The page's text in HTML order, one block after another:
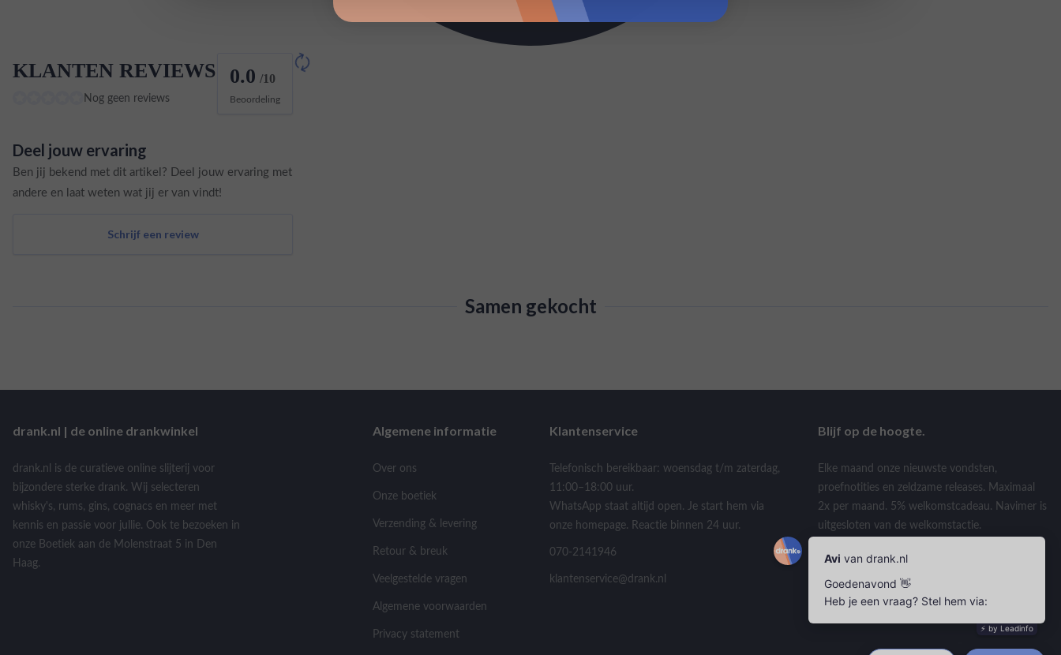
KLANTEN REVIEWS
Nog geen reviews
0.0 /10
Beoordeling
Deel jouw ervaring
Ben jij bekend met dit artikel? Deel jouw ervaring met
andere en laat weten wat jij er van vindt!
Schrijf een review
Samen gekocht
drank.nl | de online drankwinkel
drank.nl is de curatieve online slijterij voor
bijzondere sterke drank. Wij selecteren
whisky's, rums, gins, cognacs en meer met
kennis en passie voor jullie. Ook te bezoeken in
onze Boetiek aan de Molenstraat 5 in Den
Haag.
Algemene informatie
Over ons
Onze boetiek
Verzending & levering
Retour & breuk
Veelgestelde vragen
Algemene voorwaarden
Privacy statement
Klantenservice
Telefonisch bereikbaar: woensdag t/m zaterdag,
11:00–18:00 uur.
WhatsApp staat altijd open. Je start hem via
onze homepage. Reactie binnen 24 uur.
070-2141946
klantenservice@drank.nl
Blijf op de hoogte.
Elke maand onze nieuwste vondsten,
proefnotities en zeldzame releases. Maximaal
2x per maand. 5% welkomstcadeau. Navimer is
uitgesloten van de welkomstactie.